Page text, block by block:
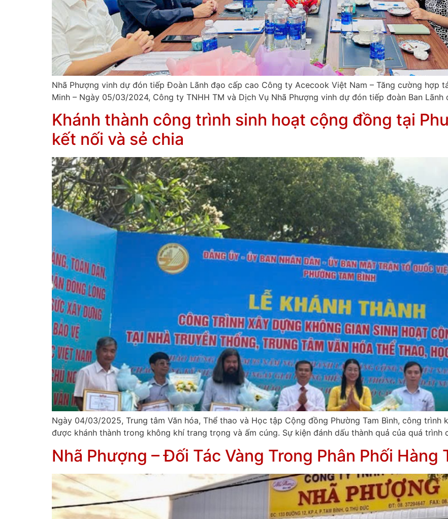
Nhã Phượng vinh dự đón tiếp Đoàn Lãnh đạo cấp cao Công ty Acecook Việt Nam – Tăng cường hợp
Minh – Ngày 05/03/2024, Công ty TNHH TM và Dịch Vụ Nhã Phượng vinh dự đón tiếp đoàn Ban
Khánh thành công trình sinh hoạt cộng đồng tại
kết nối và sẻ chia
Ngày 04/03/2025, Trung tâm Văn hóa, Thể thao và Học tập Cộng đồng Phường Tam Bình, công trình
được khánh thành trong không khí trang trọng và ấm cúng. Sự kiện đánh dấu thành quả của quá
Nhã Phượng – Đối Tác Vàng Trong Phân Phối Hàng